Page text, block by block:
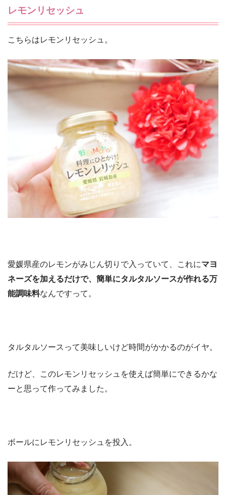
レモンリセッシュ
こちらはレモンリセッシュ。
愛媛県産のレモンがみじん切りで入っていて、これにマヨ
ネーズを加えるだけで、簡単にタルタルソースが作れる万
能調味料なんですって。
タルタルソースって美味しいけど時間がかかるのがイヤ。
だけど、このレモンリセッシュを使えば簡単にできるかな
ーと思って作ってみました。
ボールにレモンリセッシュを投入。